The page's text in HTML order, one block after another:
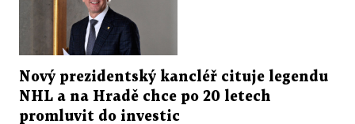
Nový prezidentský kancléř cituje legendu
NHL a na Hradě chce po 20 letech
promluvit do investic